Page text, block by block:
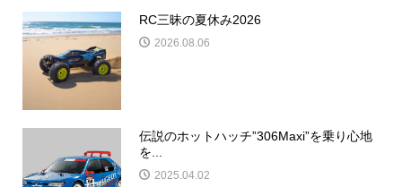
RC三昧の夏休み2026
2026.08.06
伝説のホットハッチ”306Maxi”を乗り心地
を...
2025.04.02